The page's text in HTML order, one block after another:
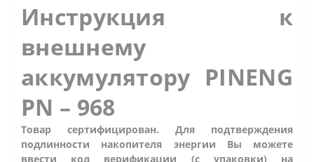
Инструкция к
внешнему
аккумулятору PINENG
PN – 968
Товар сертифицирован. Для подтверждения
подлинности накопителя энергии Вы можете
ввести код верификации (с упаковки) на